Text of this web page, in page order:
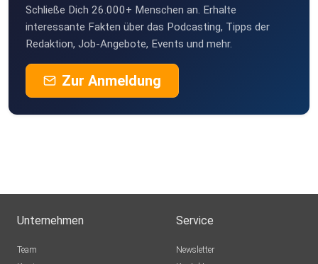
hallo@camino-podcast.de⁠⁠⁠⁠⁠⁠ // ⁠⁠⁠⁠WA-Sprachnachricht +49 151
50291399 (neue Nummer!)
⁠⁠Domradio.de⁠⁠
Schließe Dich 26.000+ Menschen an. Erhalte
interessante Fakten über das Podcasting, Tipps der
Redaktion, Job-Angebote, Events und mehr.
Zur Anmeldung
Unternehmen
Team
Service
Newsletter